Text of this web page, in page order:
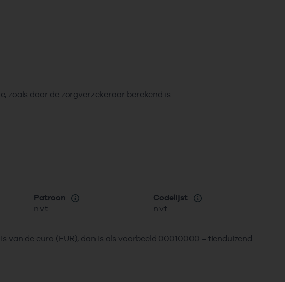
zoals door de zorgverzekeraar berekend is.
Patroon
n.v.t.
Codelijst
n.v.t.
van de euro (EUR), dan is als voorbeeld 00010000 = tienduizend